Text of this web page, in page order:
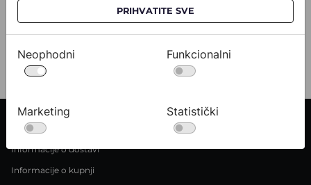
Pogledajte
INFORMACIJE O KUPNJI
Informacije o dostavi
Informacije o kupnji
PRIHVATITE SVE
Neophodni Funkcionalni
Marketing Statistički